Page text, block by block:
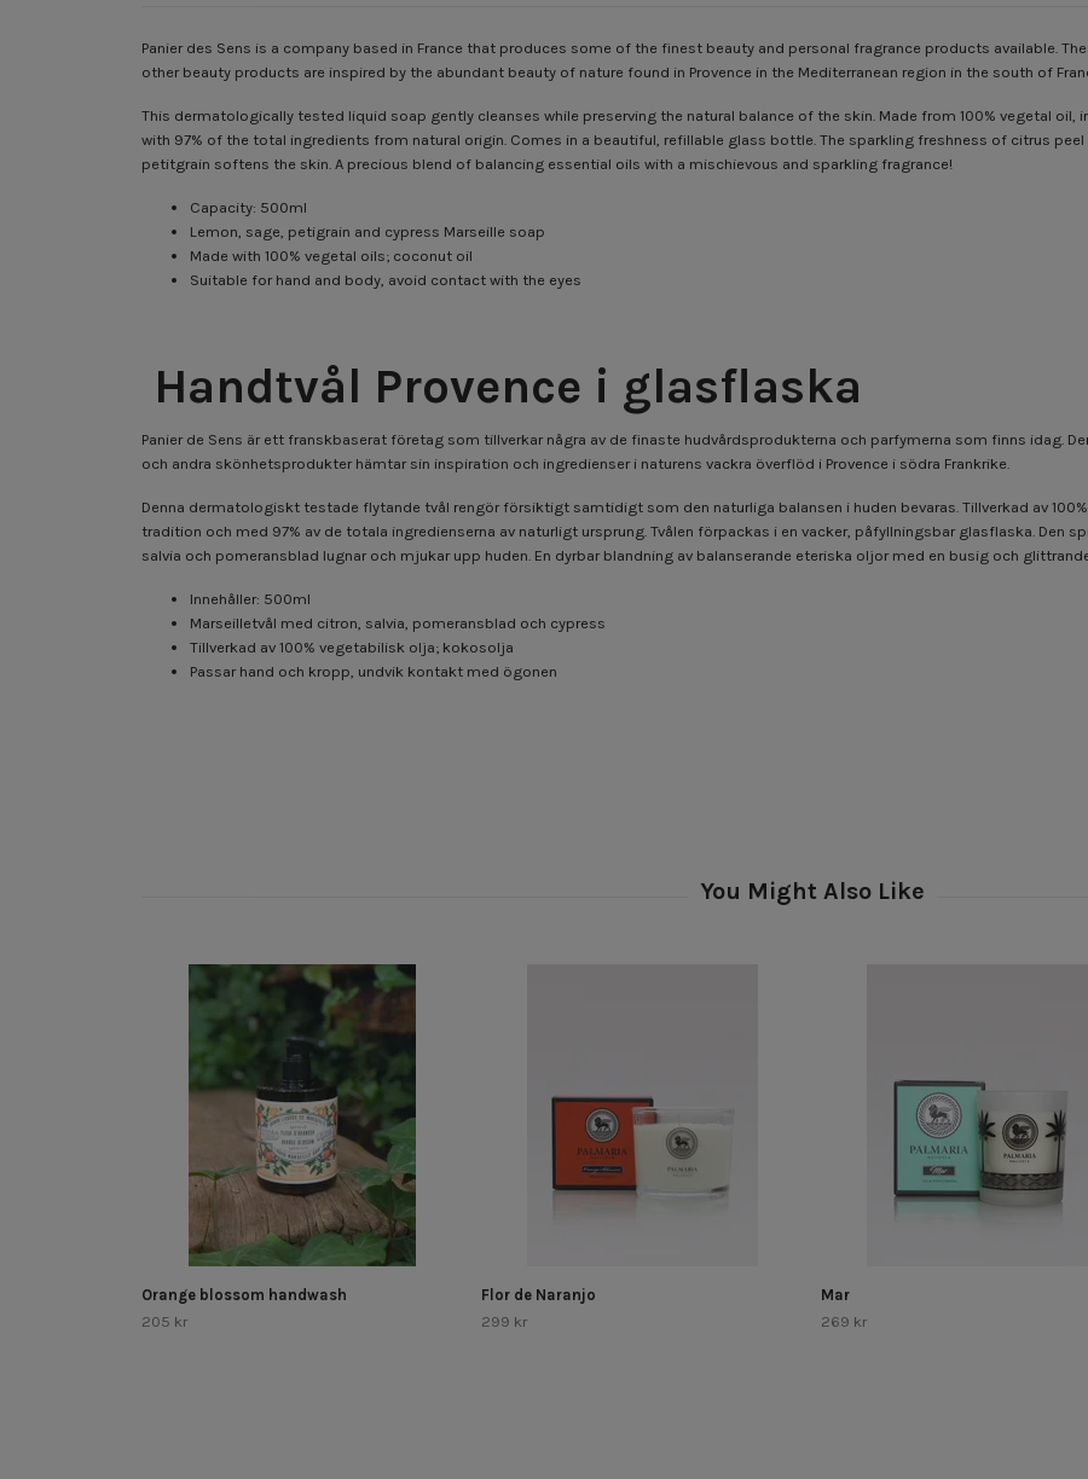
Panier des Sens is a company based in France that produces some of the finest beauty and personal fragrance products available.
other beauty products are inspired by the abundant beauty of nature found in Provence in the Mediterranean region in the south of
This dermatologically tested liquid soap gently cleanses while preserving the natural balance of the skin. Made from 100% vegetal oil,
with 97% of the total ingredients from natural origin. Comes in a beautiful, refillable glass bottle. The sparkling freshness of citrus
petitgrain softens the skin. A precious blend of balancing essential oils with a mischievous and sparkling fragrance!
Capacity: 500ml
Lemon, sage, petigrain and cypress Marseille soap
Made with 100% vegetal oils; coconut oil
Suitable for hand and body, avoid contact with the eyes
Handtvål Provence i glasflaska
Panier de Sens är ett franskbaserat företag som tillverkar några av de finaste hudvårdsprodukterna och parfymerna som finns idag.
och andra skönhetsprodukter hämtar sin inspiration och ingredienser i naturens vackra överflöd i Provence i södra Frankrike.
Denna dermatologiskt testade flytande tvål rengör försiktigt samtidigt som den naturliga balansen i huden bevaras. Tillverkad av
tradition och med 97% av de totala ingredienserna av naturligt ursprung. Tvålen förpackas i en vacker, påfyllningsbar glasflaska. Den
salvia och pomeransblad lugnar och mjukar upp huden. En dyrbar blandning av balanserande eteriska oljor med en busig och
Innehåller: 500ml
Marseilletvål med citron, salvia, pomeransblad och cypress
Tillverkad av 100% vegetabilisk olja; kokosolja
Passar hand och kropp, undvik kontakt med ögonen
Orange blossom handwash
205 kr
Flor de Naranjo
299 kr
Mar
269 kr